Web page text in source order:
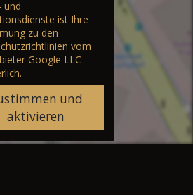
und
ist Ihre
zu den
vom
Google LLC
und
aktivieren